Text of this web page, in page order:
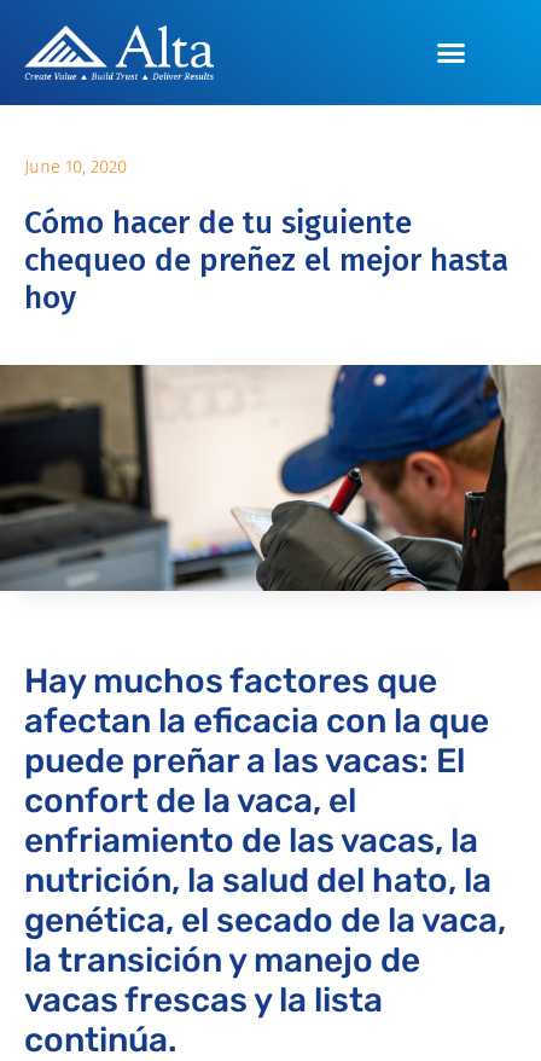
June 10, 2020
Cómo hacer de tu siguiente
chequeo de preñez el mejor hasta
hoy
Hay muchos factores que
afectan la eficacia con la que
puede preñar a las vacas: El
confort de la vaca, el
enfriamiento de las vacas, la
nutrición, la salud del hato, la
genética, el secado de la vaca,
la transición y manejo de
vacas frescas y la lista
continúa.